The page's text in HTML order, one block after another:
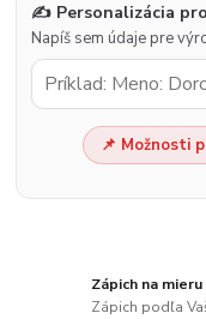
✍️ Personalizácia
Napíš sem údaje pre
📌 Možnosti
Zápich na mieru
Zápich podľa